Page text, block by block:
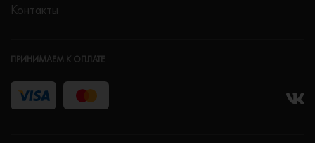
Контакты
ПРИНИМАЕМ К ОПЛАТЕ